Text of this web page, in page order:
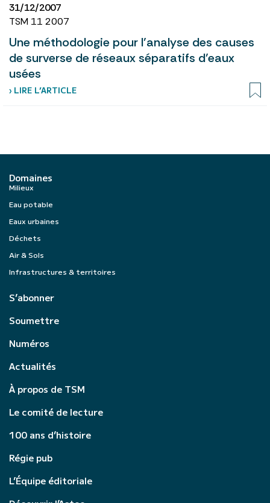
31/12/2007
TSM 11 2007
Une méthodologie pour l’analyse des causes
de surverse de réseaux séparatifs d’eaux
usées
› LIRE L’ARTICLE
Domaines
Milieux
Eau potable
Eaux urbaines
Déchets
Air & Sols
Infrastructures & territoires
S’abonner
Soumettre
Numéros
Actualités
À propos de TSM
Le comité de lecture
100 ans d’histoire
Régie pub
L’Équipe éditoriale